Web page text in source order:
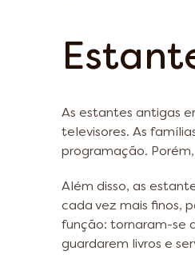
As estantes antigas
televisores. As
programação.
Além disso, as
cada vez mais finos,
função: tornaram-se
guardarem livros e